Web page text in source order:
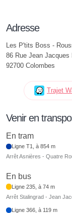
Adresse
Les P'tits Boss -
86 Rue Jean Jacques
92700 Colombes
Trajet
Venir en
En tram
Ligne T1, à 854 m
Arrêt Asnières - Quatre
En bus
Ligne 235, à 74 m
Arrêt Stalingrad - Jean
Ligne 366, à 119 m